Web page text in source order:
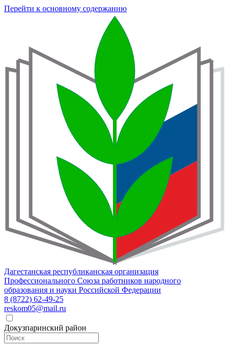
Перейти к основному содержанию
Дагестанская республиканская организация
Профессионального Союза работников народного
образования и науки Российской Федерации
8 (8722) 62-49-25
reskom05@mail.ru
Докузпаринский район